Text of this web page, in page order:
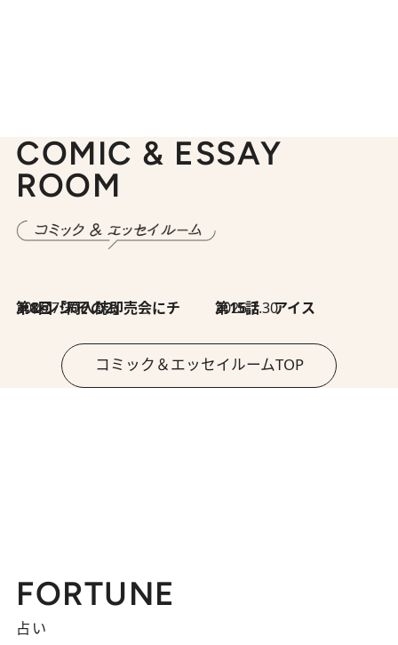
COMIC & ESSAY
ROOM
2026.7.30
第8回「同人誌即売会にチャレンジ その2」 2026.7.30
第15話 アイス
コミック＆エッセイルームTOP
FORTUNE
占い